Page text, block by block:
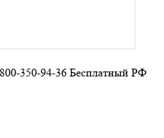
350-94-36 Бесплатный РФ